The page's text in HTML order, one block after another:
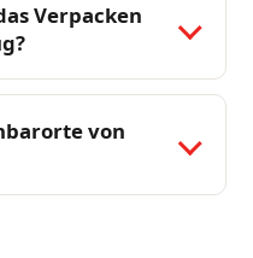
Verpacken
von